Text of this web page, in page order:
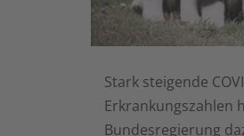
Stark steigende
Erkrankungszahlen
Bundesregierung